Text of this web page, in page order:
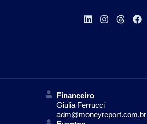
Financeiro
Giulia Ferrucci
adm@moneyreport.com.br